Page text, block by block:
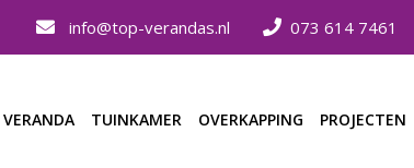
info@top-verandas.nl 073 614 7461
VERANDA TUINKAMER OVERKAPPING PROJECTEN